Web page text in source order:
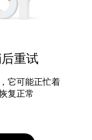
重试
它可能正忙着
复正常